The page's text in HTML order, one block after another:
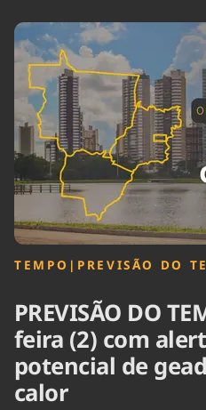
Agronegócios
Brasil
Brasil Mineral
Ciência &
Tecnologia
Cinema
Cultura
Economia
Educação
Infraestrutura
Internacional
TEMPO | PREVISÃO DO
PREVISÃO DO
feira (2) com
potencial de
calor